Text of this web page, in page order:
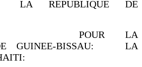
REPUBLIQUE DE
POUR LA
GUINEE-BISSAU: LA